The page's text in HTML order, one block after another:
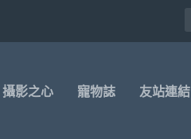
攝影之心 寵物誌 友站連結